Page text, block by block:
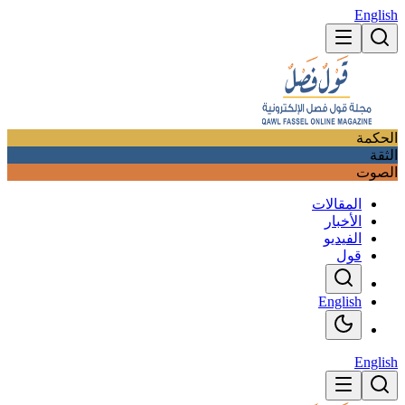
English
الحكمة
الثقة
الصوت
المقالات
الأخبار
الفيديو
قول
English
English